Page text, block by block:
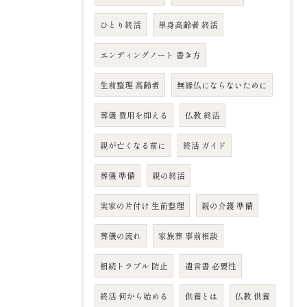
ひとり終活 単身高齢者 終活
エンディングノート 書き方
生前整理 高齢者 無縁仏にならないために
葬儀 費用を抑える 仏教 終活
親が亡くなる前に 終活 ガイド
葬儀 準備 親の終活
実家の片付け 生前整理 親の介護 準備
葬儀の流れ 家族葬 事前相談
相続トラブル 防止 遺言書 必要性
終活 何から始める 供養とは 仏教 供養